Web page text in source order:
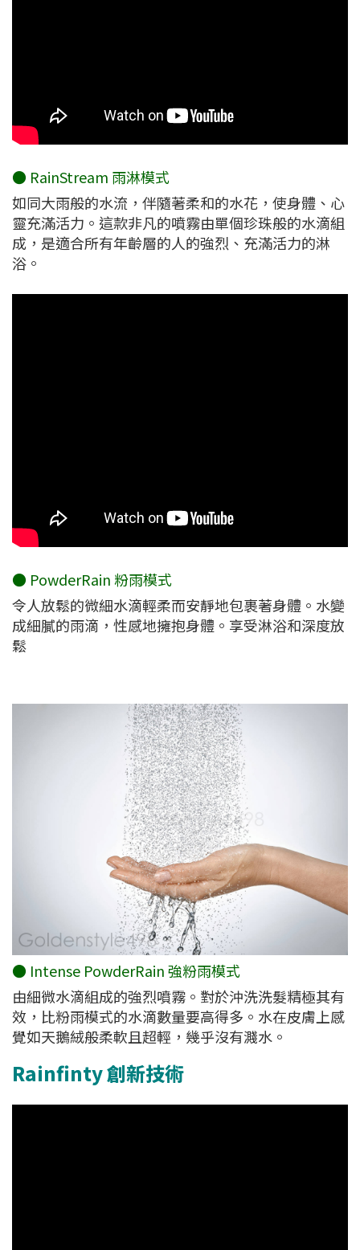
● RainStream 雨淋模式
如同大雨般的水流，伴隨著柔和的水花，使身體、心
靈充滿活力。這款非凡的噴霧由單個珍珠般的水滴組
成，是適合所有年齡層的人的強烈、充滿活力的淋
浴。
● PowderRain 粉雨模式
令人放鬆的微細水滴輕柔而安靜地包裹著身體。水變
成細膩的雨滴，性感地擁抱身體。享受淋浴和深度放
鬆
● Intense PowderRain 強粉雨模式
由細微水滴組成的強烈噴霧。對於沖洗洗髮精極其有
效，比粉雨模式的水滴數量要高得多。水在皮膚上感
覺如天鵝絨般柔軟且超輕，幾乎沒有濺水。
Rainfinty 創新技術